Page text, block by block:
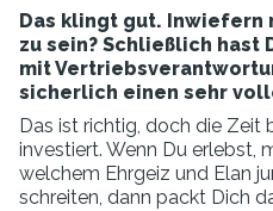
Das klingt gut. Inwiefern
zu sein? Schließlich hast
mit
sicherlich einen sehr
Das ist richtig, doch die Zeit
investiert. Wenn Du erlebst,
welchem Ehrgeiz und Elan
schreiten, dann packt Dich